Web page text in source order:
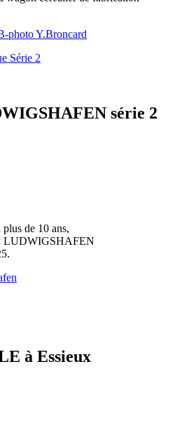
Série 2
série 2
de 10 ans,
LUDWIGSHAFEN
à Essieux